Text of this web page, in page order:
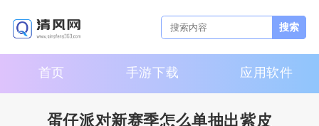
搜索
首页 手游下载 应用软件
蛋仔派对新赛季怎么单抽出紫皮